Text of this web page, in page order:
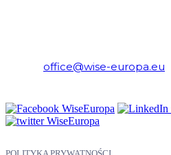
office@wise-europa.eu